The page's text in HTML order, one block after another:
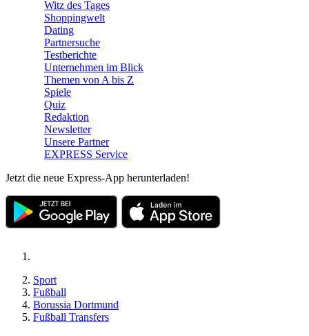
Witz des Tages
Shoppingwelt
Dating
Partnersuche
Testberichte
Unternehmen im Blick
Themen von A bis Z
Spiele
Quiz
Redaktion
Newsletter
Unsere Partner
EXPRESS Service
Jetzt die neue Express-App herunterladen!
Sport
Fußball
Borussia Dortmund
Fußball Transfers